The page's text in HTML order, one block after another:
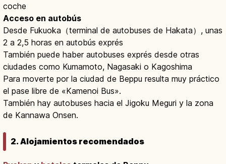
coche
Acceso en autobús
Desde Fukuoka（terminal de autobuses de Hakata）, unas
2 a 2,5 horas en autobús exprés
También puede haber autobuses exprés desde otras
ciudades como Kumamoto, Nagasaki o Kagoshima
Para moverte por la ciudad de Beppu resulta muy práctico
el pase libre de «Kamenoi Bus».
También hay autobuses hacia el Jigoku Meguri y la zona
de Kannawa Onsen.
2. Alojamientos recomendados